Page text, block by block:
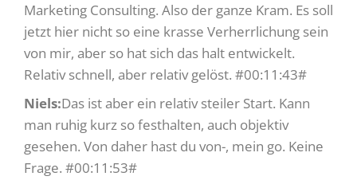
Marketing Consulting. Also der ganze Kram. Es soll
jetzt hier nicht so eine krasse Verherrlichung sein
von mir, aber so hat sich das halt entwickelt.
Relativ schnell, aber relativ gelöst. #00:11:43#
Niels:Das ist aber ein relativ steiler Start. Kann
man ruhig kurz so festhalten, auch objektiv
gesehen. Von daher hast du von-, mein go. Keine
Frage. #00:11:53#